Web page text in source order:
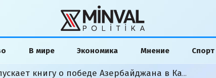
В мире Экономика Мнение Спорт
Американский аналитик выпускает книгу о победе Азербайджана в Карабахской войне